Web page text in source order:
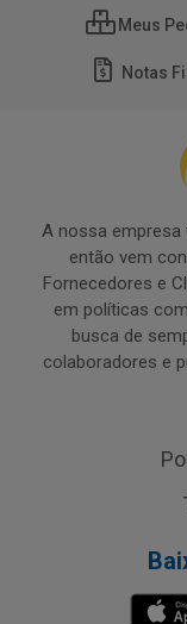
Meus
Notas
A nossa empresa
então vem
Fornecedores e
em políticas
busca de
colaboradores e